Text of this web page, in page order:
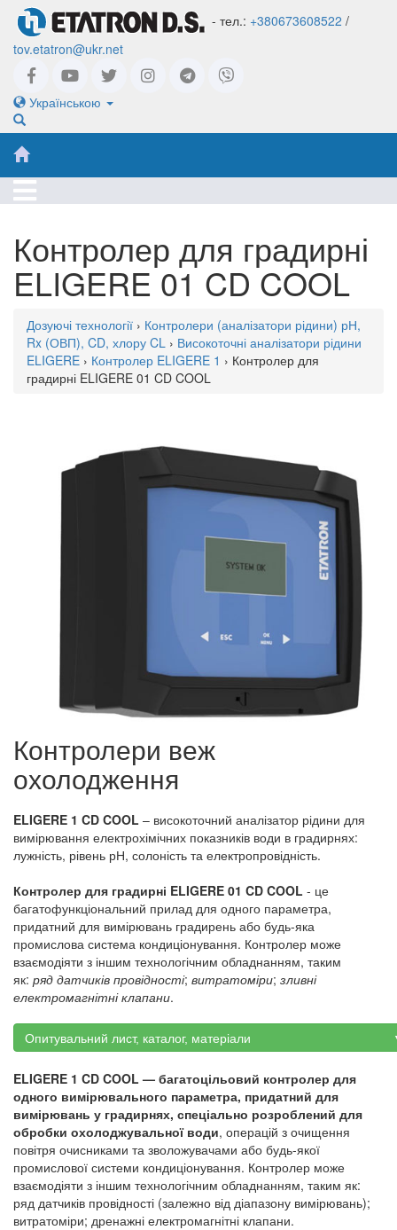
- тел.: +380673608522 /
tov.etatron@ukr.net
Українською
Контролер для градирні
ELIGERE 01 CD COOL
Дозуючі технології › Контролери (аналізатори рідини) рН,
Rx (ОВП), CD, хлору CL › Високоточні аналізатори рідини
ELIGERE › Контролер ELIGERE 1 › Контролер для
градирні ELIGERE 01 CD COOL
Контролери веж
охолодження
ELIGERE 1 CD COOL – високоточний аналізатор рідини для
вимірювання електрохімічних показників води в градирнях:
лужність, рівень рН, солоність та електропровідність.
Контролер для градирні ELIGERE 01 CD COOL - це
багатофункціональний прилад для одного параметра,
придатний для вимірювань градирень або будь-яка
промислова система кондиціонування. Контролер може
взаємодіяти з іншим технологічним обладнанням, таким
як: ряд датчиків провідності; витратоміри; зливні
електромагнітні клапани.
Опитувальний лист, каталог, матеріали
ELIGERE 1 CD COOL — багатоцільовий контролер для
одного вимірювального параметра, придатний для
вимірювань у градирнях, спеціально розроблений для
обробки охолоджувальної води, операцій з очищення
повітря очисниками та зволожувачами або будь-якої
промислової системи кондиціонування. Контролер може
взаємодіяти з іншим технологічним обладнанням, таким як:
ряд датчиків провідності (залежно від діапазону вимірювань);
витратоміри; дренажні електромагнітні клапани.